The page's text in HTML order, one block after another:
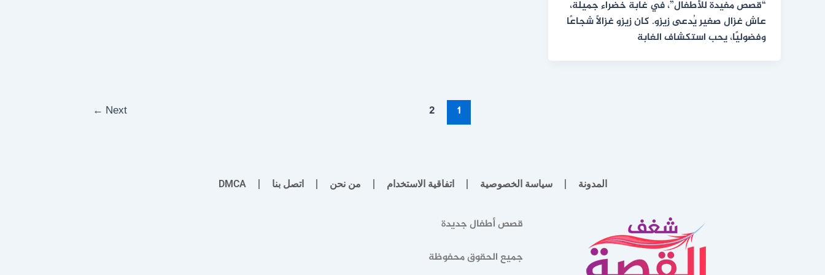
“قصص مفيدة للأطفال”، في غابة خضراء جميلة،
عاش غزال صغير يُدعى زيزو. كان زيزو غزالًا شجاعًا
وفضوليًا، يحب استكشاف الغابة
1
2
Next
←
المدونة سياسة الخصوصية اتفاقية الاستخدام من نحن اتصل بنا DMCA
قصص أطفال جديدة
جميع الحقوق محفوظة